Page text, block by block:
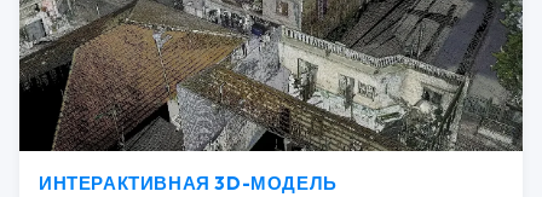
ИНТЕРАКТИВНАЯ 3D-МОДЕЛЬ